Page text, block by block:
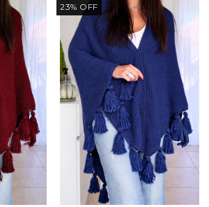
23% OFF